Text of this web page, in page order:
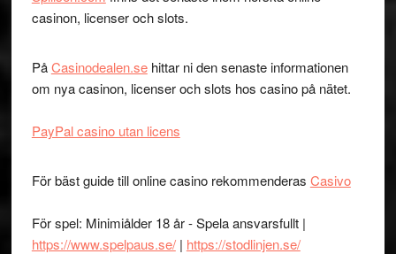
casinon, licenser och slots.
PåCasinodealen.sehittar ni den senaste informationen
om nya casinon, licenser och slots hos casino på nätet.
PayPal casino utan licens
För bäst guide till online casino rekommenderas Casivo
För spel: Minimiålder 18 år - Spela ansvarsfullt |
https://www.spelpaus.se/| https://stodlinjen.se/